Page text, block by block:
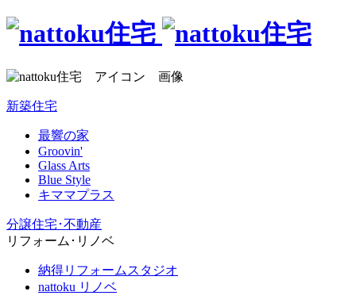
新築住宅
最響の家
Groovin'
Glass Arts
Blue Style
キママプラス
分譲住宅･不動産
リフォーム･リノベ
納得リフォームスタジオ
nattoku リノベ